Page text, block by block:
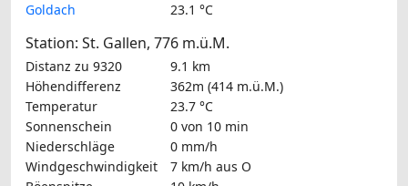
Goldach 23.1 °C
Station: St. Gallen, 776 m.ü.M.
Distanz zu 9320
9.1 km
Höhendifferenz
362m (414 m.ü.M.)
Temperatur
23.7 °C
Sonnenschein
0 von 10 min
Niederschläge
0 mm/h
Windgeschwindigkeit
7 km/h aus O